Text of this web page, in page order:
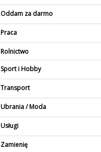
Oddam za darmo
Praca
Rolnictwo
Sport i Hobby
Transport
Ubrania / Moda
Usługi
Zamienię